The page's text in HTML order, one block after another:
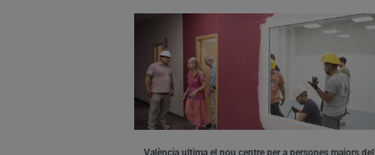
València ultima el nou centre per a persones majors del